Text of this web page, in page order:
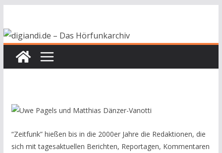
springen
“Zeitfunk” hießen bis in die 2000er Jahre die Redaktionen, die
sich mit tagesaktuellen Berichten, Reportagen, Kommentaren